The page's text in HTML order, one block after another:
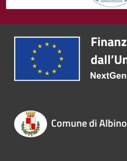
Comune di Albino